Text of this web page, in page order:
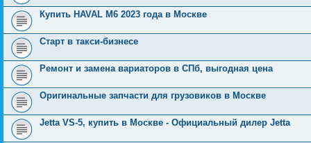
Купить HAVAL M6 2023 года в Москве
Старт в такси-бизнесе
Ремонт и замена вариаторов в СПб, выгодная цена
Оригинальные запчасти для грузовиков в Москве
Jetta VS-5, купить в Москве - Официальный дилер Jetta